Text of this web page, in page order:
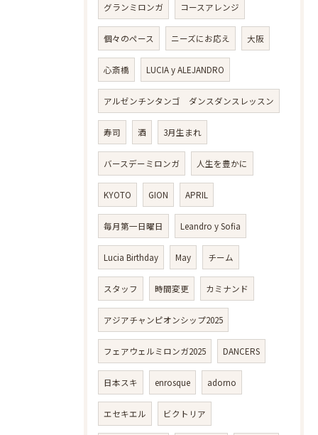
グランミロンガ コースアレンジ
個々のペース ニーズにお応え 大阪
心斎橋 LUCIA y ALEJANDRO
アルゼンチンタンゴ ダンスダンスレッスン
寿司 酒 3月生まれ
バースデーミロンガ 人生を豊かに
KYOTO GION APRIL
毎月第一日曜日 Leandro y Sofia
Lucia Birthday May チーム
スタッフ 時間変更 カミナンド
アジアチャンピオンシップ2025
フェアウェルミロンガ2025 DANCERS
日本スキ enrosque adorno
エセキエル ビクトリア